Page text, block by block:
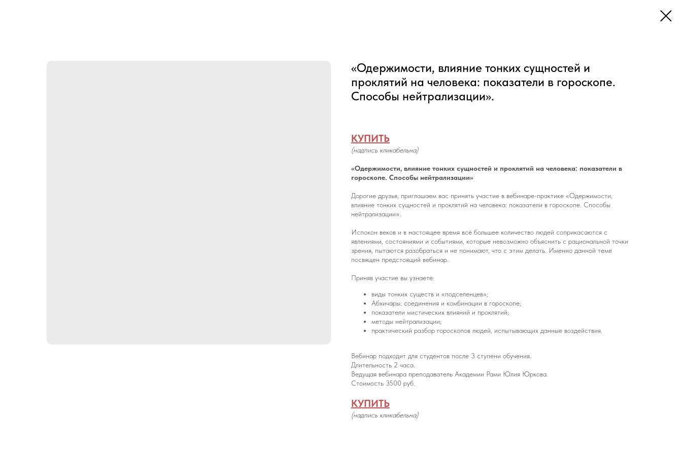
«Одержимости, влияние тонких сущностей и
проклятий на человека: показатели в гороскопе.
Способы нейтрализации».
КУПИТЬ
(надпись кликабельна)
«Одержимости, влияние тонких сущностей и проклятий на человека: показатели в
гороскопе. Способы нейтрализации»
Дорогие друзья, приглашаем вас принять участие в вебинаре-практике «Одержимости,
влияние тонких сущностей и проклятий на человека: показатели в гороскопе. Способы
нейтрализации».
Испокон веков и в настоящее время всё большее количество людей соприкасаются с
явлениями, состояниями и событиями, которые невозможно объяснить с рациональной точки
зрения, пытаются разобраться и не понимают, что с этим делать. Именно данной теме
посвящен предстоящий вебинар.
Приняв участие вы узнаете:
виды тонких существ и «подселенцев»;
Абхичары: соединения и комбинации в гороскопе;
показатели мистических влияний и проклятий;
методы нейтрализации;
практический разбор гороскопов людей, испытывающих данные воздействия.
Вебинар подходит для студентов после 3 ступени обучения.
Длительность 2 часа.
Ведущая вебинара преподаватель Академии Рами Юлия Юркова.
Стоимость 3500 руб.
КУПИТЬ
(надпись кликабельна)